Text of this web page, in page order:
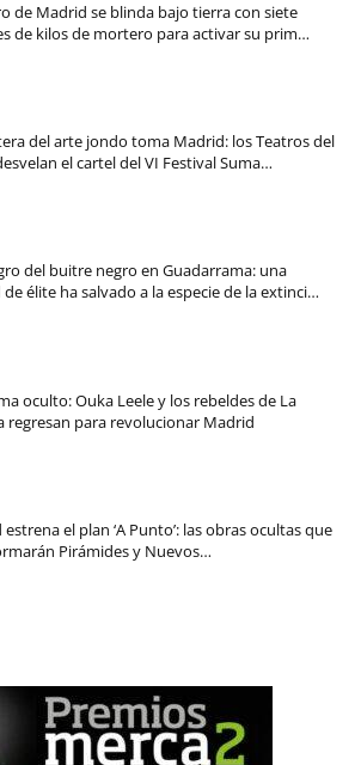
de Madrid se blinda bajo tierra con siete
de kilos de mortero para activar su prim…
del arte jondo toma Madrid: los Teatros del
el cartel del VI Festival Suma…
del buitre negro en Guadarrama: una
élite ha salvado a la especie de la extinci…
oculto: Ouka Leele y los rebeldes de La
regresan para revolucionar Madrid
el plan ‘A Punto’: las obras ocultas que
Pirámides y Nuevos…